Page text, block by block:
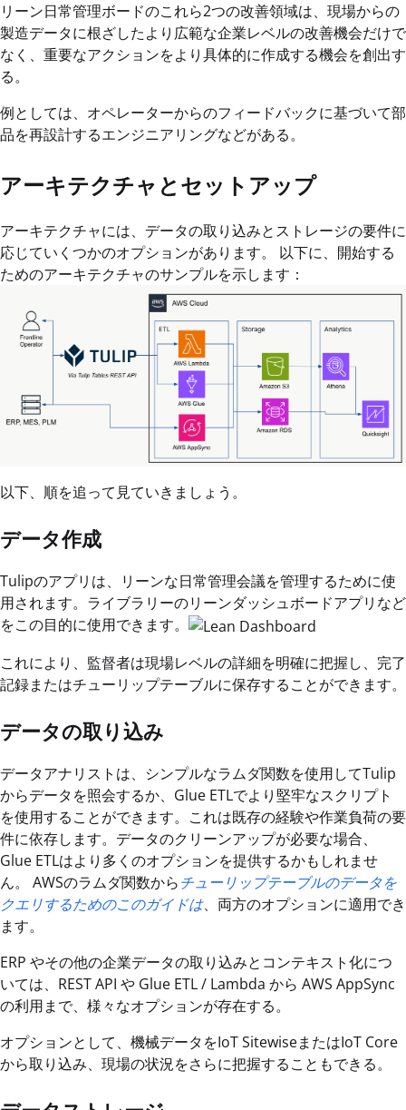
リーン日常管理ボードのこれら2つの改善領域は、現場からの
製造データに根ざしたより広範な企業レベルの改善機会だけで
なく、重要なアクションをより具体的に作成する機会を創出す
る。
例としては、オペレーターからのフィードバックに基づいて部
品を再設計するエンジニアリングなどがある。
アーキテクチャとセットアップ
アーキテクチャには、データの取り込みとストレージの要件に
応じていくつかのオプションがあります。 以下に、開始する
ためのアーキテクチャのサンプルを示します：
以下、順を追って見ていきましょう。
データ作成
Tulipのアプリは、リーンな日常管理会議を管理するために使
用されます。ライブラリーのリーンダッシュボードアプリなど
をこの目的に使用できます。
これにより、監督者は現場レベルの詳細を明確に把握し、完了
記録またはチューリップテーブルに保存することができます。
データの取り込み
データアナリストは、シンプルなラムダ関数を使用してTulip
からデータを照会するか、Glue ETLでより堅牢なスクリプト
を使用することができます。これは既存の経験や作業負荷の要
件に依存します。データのクリーンアップが必要な場合、
Glue ETLはより多くのオプションを提供するかもしれませ
ん。 AWSのラムダ関数からチューリップテーブルのデータを
クエリするためのこのガイドは、両方のオプションに適用でき
ます。
ERP やその他の企業データの取り込みとコンテキスト化につ
いては、REST API や Glue ETL / Lambda から AWS AppSync
の利用まで、様々なオプションが存在する。
オプションとして、機械データをIoT SitewiseまたはIoT Core
から取り込み、現場の状況をさらに把握することもできる。